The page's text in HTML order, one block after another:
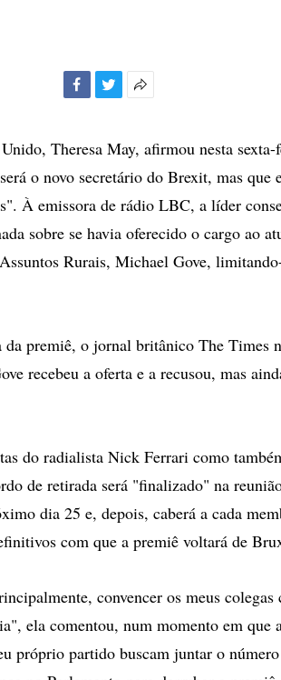
compartilhamento
Theresa May, afirmou nesta sexta-
o novo secretário do Brexit, mas que
À emissora de rádio LBC, a líder
sobre se havia oferecido o cargo ao
Rurais, Michael Gove,
da premiê, o jornal britânico The Times
recebeu a oferta e a recusou, mas
do radialista Nick Ferrari como
de retirada será "finalizado" na
dia 25 e, depois, caberá a cada
com que a premiê voltará de
convencer os meus colegas
ela comentou, num momento em que
próprio partido buscam juntar o